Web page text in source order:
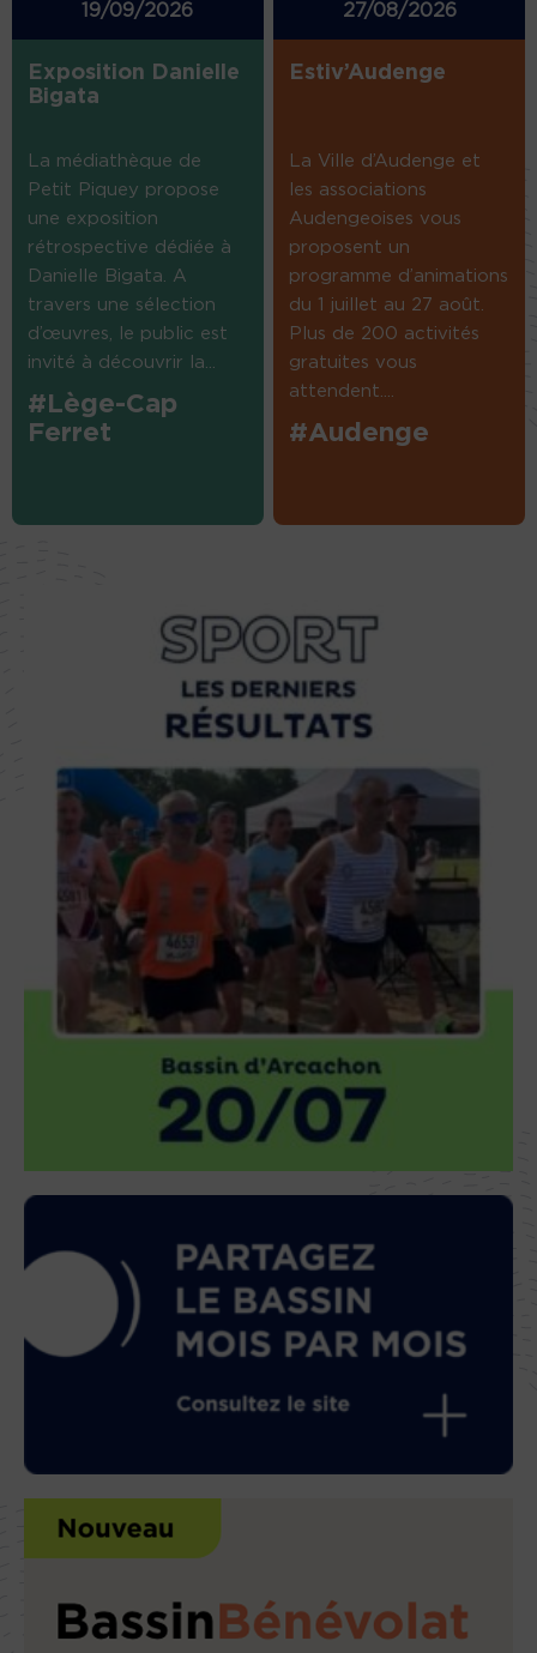
19/09/2026
Exposition Danielle
Bigata
La médiathèque de
Petit Piquey propose
une exposition
rétrospective dédiée à
Danielle Bigata. A
travers une sélection
d’œuvres, le public est
invité à découvrir la...
#Lège-Cap
Ferret
27/08/2026
Estiv’Audenge
La Ville d’Audenge et
les associations
Audengeoises vous
proposent un
programme d’animations
du 1 juillet au 27 août.
Plus de 200 activités
gratuites vous
attendent....
#Audenge